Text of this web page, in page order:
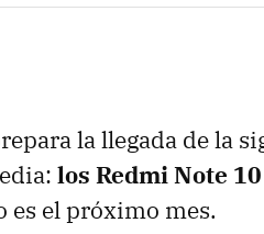
la llegada de la
los Redmi Note
es el próximo mes.